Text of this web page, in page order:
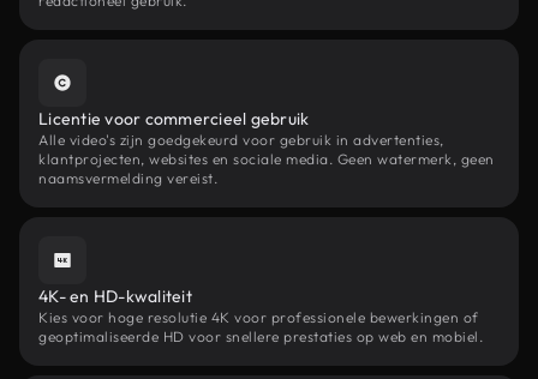
Licentie voor commercieel gebruik
Alle video's zijn goedgekeurd voor gebruik in advertenties,
klantprojecten, websites en sociale media. Geen watermerk, geen
naamsvermelding vereist.
4K- en HD-kwaliteit
Kies voor hoge resolutie 4K voor professionele bewerkingen of
geoptimaliseerde HD voor snellere prestaties op web en mobiel.